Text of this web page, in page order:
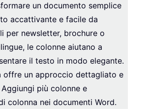
un documento semplice
accattivante e facile da
per newsletter, brochure o
le colonne aiutano a
il testo in modo elegante.
offre un approccio dettagliato e
più colonne e
colonna nei documenti Word.